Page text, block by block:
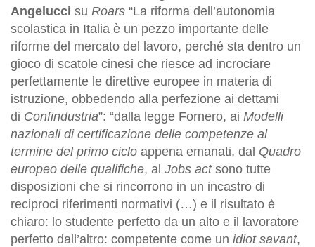
Angelucci su Roars “La riforma dell’autonomia
scolastica in Italia è un pezzo importante delle
riforme del mercato del lavoro, perché sta dentro un
gioco di scatole cinesi che riesce ad incrociare
perfettamente le direttive europee in materia di
istruzione, obbedendo alla perfezione ai dettami
di Confindustria”: “dalla legge Fornero, ai Modelli
nazionali di certificazione delle competenze al
termine del primo ciclo appena emanati, dal Quadro
europeo delle qualifiche, al Jobs actsono tutte
disposizioni che si rincorrono in un incastro di
reciproci riferimenti normativi (…) e il risultato è
chiaro: lo studente perfetto da un alto e il lavoratore
perfetto dall’altro: competente come un idiot savant,